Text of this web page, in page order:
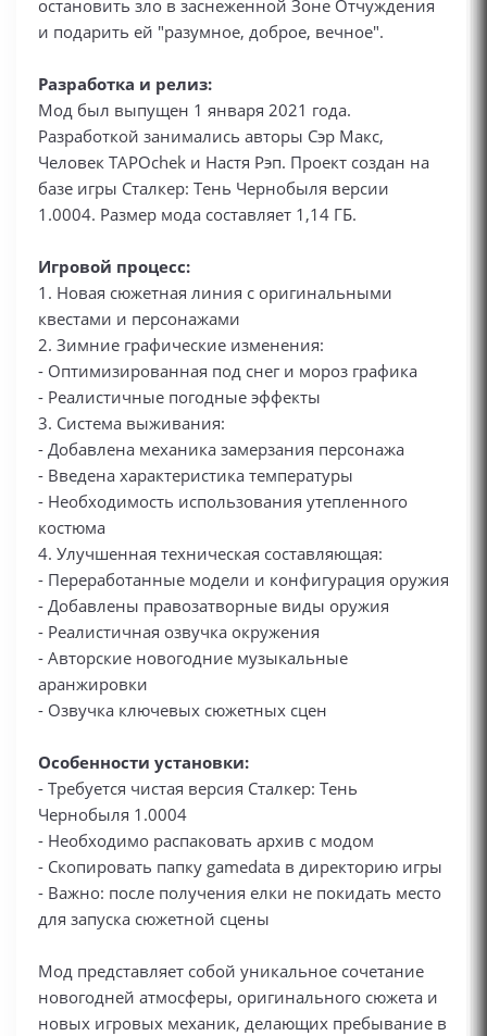
остановить зло в заснеженной Зоне Отчуждения
и подарить ей "разумное, доброе, вечное".
Разработка и релиз:
Мод был выпущен 1 января 2021 года.
Разработкой занимались авторы Сэр Макс,
Человек TAPOchek и Настя Рэп. Проект создан на
базе игры Сталкер: Тень Чернобыля версии
1.0004. Размер мода составляет 1,14 ГБ.
Игровой процесс:
1. Новая сюжетная линия с оригинальными
квестами и персонажами
2. Зимние графические изменения:
- Оптимизированная под снег и мороз графика
- Реалистичные погодные эффекты
3. Система выживания:
- Добавлена механика замерзания персонажа
- Введена характеристика температуры
- Необходимость использования утепленного
костюма
4. Улучшенная техническая составляющая:
- Переработанные модели и конфигурация оружия
- Добавлены правозатворные виды оружия
- Реалистичная озвучка окружения
- Авторские новогодние музыкальные
аранжировки
- Озвучка ключевых сюжетных сцен
Особенности установки:
- Требуется чистая версия Сталкер: Тень
Чернобыля 1.0004
- Необходимо распаковать архив с модом
- Скопировать папку gamedata в директорию игры
- Важно: после получения елки не покидать место
для запуска сюжетной сцены
Мод представляет собой уникальное сочетание
новогодней атмосферы, оригинального сюжета и
новых игровых механик, делающих пребывание в